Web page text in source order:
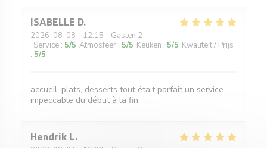
ISABELLE D
2026-08-08 - 12:15 - Gasten 2
Service : 5/5 Atmosfeer : 5/5 Keuken : 5/5 Kwaliteit / Prijs
: 5/5
accueil, plats, desserts tout était parfait un service
impeccable du début à la fin
Hendrik L